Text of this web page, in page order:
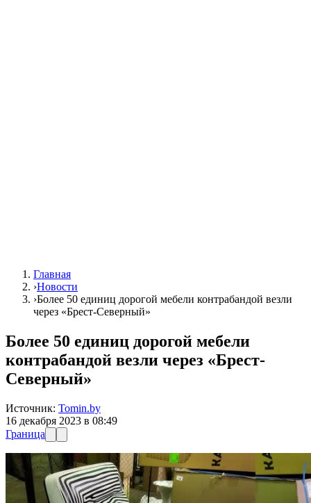
Главная
›Новости
›Более 50 единиц дорогой мебели контрабандой везли
через «Брест-Северный»
Более 50 единиц дорогой мебели
контрабандой везли через «Брест-
Северный»
Источник: Tomin.by
16 декабря 2023 в 08:49
Граница